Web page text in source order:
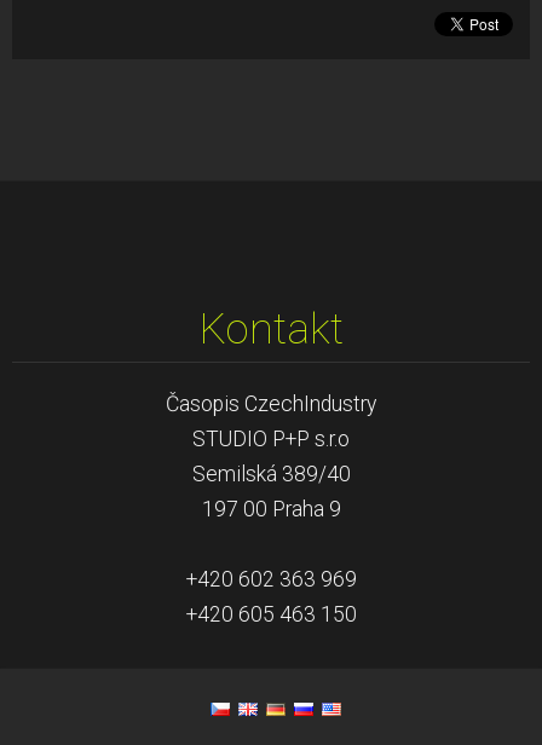
Kontakt
Časopis CzechIndustry
STUDIO P+P s.r.o
Semilská 389/40
197 00 Praha 9
+420 602 363 969
+420 605 463 150